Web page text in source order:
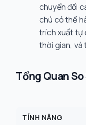
chuyển đổi
chú có thể
trích xuất tự
thời gian, và
Tổng Quan
TÍNH NĂNG